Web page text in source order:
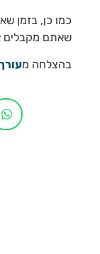
כמו כן, בזמן
שאתם מקבלים
בהצלחה מ